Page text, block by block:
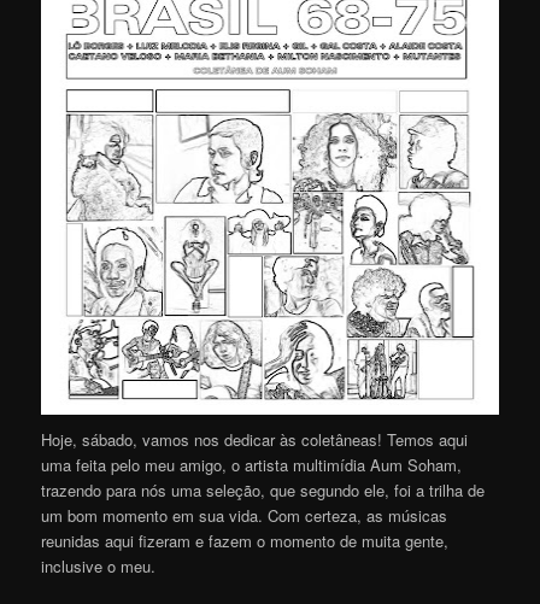
Hoje, sábado, vamos nos dedicar às coletâneas! Temos aqui
uma feita pelo meu amigo, o artista multimídia Aum Soham,
trazendo para nós uma seleção, que segundo ele, foi a trilha de
um bom momento em sua vida. Com certeza, as músicas
reunidas aqui fizeram e fazem o momento de muita gente,
inclusive o meu.